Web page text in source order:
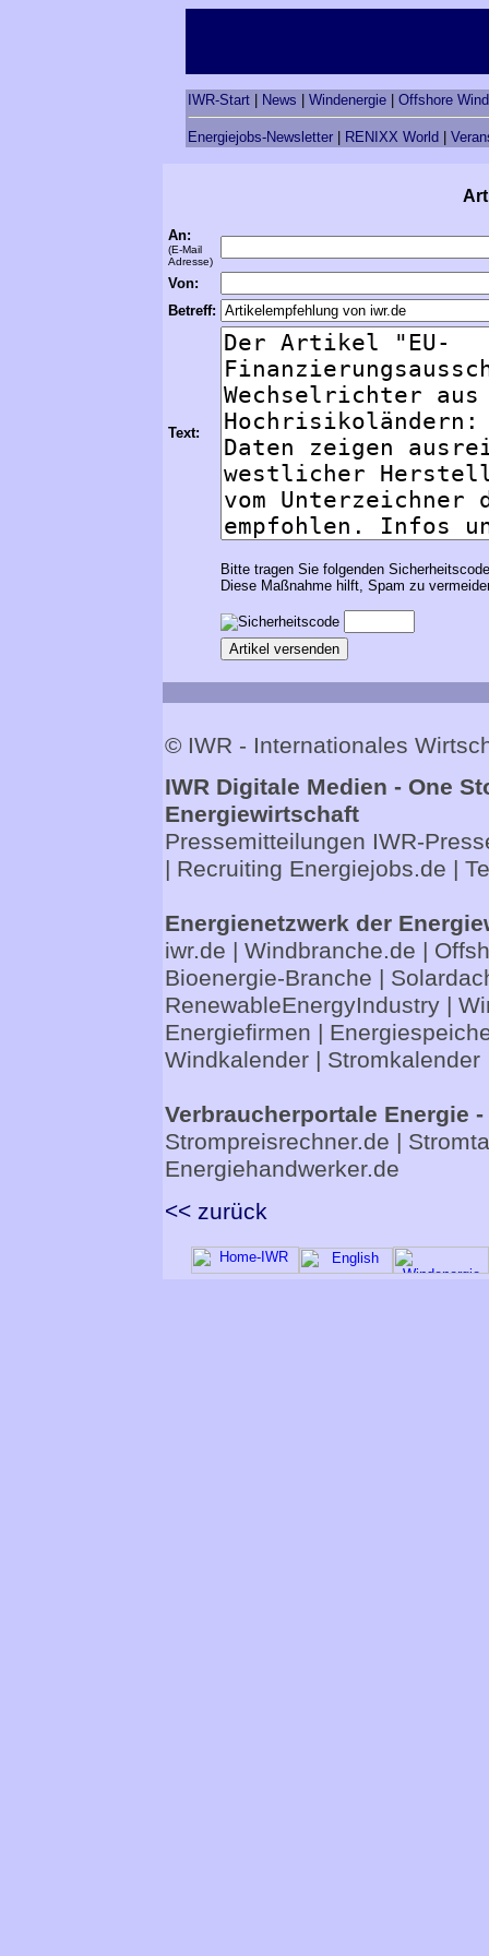
IWR-Start News Windenergie Offshore
Energiejobs-Newsletter RENIXX World
An:
(E-Mail
Adresse)
Von:
Betreff:
Text:
Bitte tragen Sie folgenden
Diese Maßnahme hilft, Spam zu
© IWR - Internationales
IWR Digitale Medien - One
Energiewirtschaft
Pressemitteilungen IWR-
| Recruiting Energiejobs.de |
Energienetzwerk der
iwr.de | Windbranche.de |
Bioenergie-Branche |
RenewableEnergyIndustry|
Energiefirmen |
Windkalender| Stromkalender
Verbraucherportale Energie
Strompreisrechner.de |
Energiehandwerker.de
<< zurück